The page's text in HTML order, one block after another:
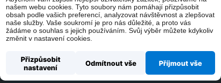
našem webu cookies. Tyto soubory nám pomáhají přizpůsobit
obsah podle vašich preferencí, analyzovat návštěvnost a zlepšovat
naše služby. Vaše soukromí je pro nás důležité, a proto vás
žádáme o souhlas s jejich používáním. Svůj výběr můžete kdykoliv
změnit v nastavení cookies.
Přizpůsobit
nastavení
Odmítnout vše Příjmout vše
Kontakt
Copyright ©
TUCAR PLUS s.r.o.